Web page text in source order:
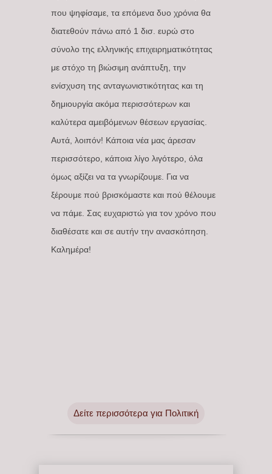
που ψηφίσαμε, τα επόμενα δυο χρόνια θα
διατεθούν πάνω από 1 δισ. ευρώ στο
σύνολο της ελληνικής επιχειρηματικότητας
με στόχο τη βιώσιμη ανάπτυξη, την
ενίσχυση της ανταγωνιστικότητας και τη
δημιουργία ακόμα περισσότερων και
καλύτερα αμειβόμενων θέσεων εργασίας.
Αυτά, λοιπόν! Κάποια νέα μας άρεσαν
περισσότερο, κάποια λίγο λιγότερο, όλα
όμως αξίζει να τα γνωρίζουμε. Για να
ξέρουμε πού βρισκόμαστε και πού θέλουμε
να πάμε. Σας ευχαριστώ για τον χρόνο που
διαθέσατε και σε αυτήν την ανασκόπηση.
Καλημέρα!
Δείτε περισσότερα για Πολιτική